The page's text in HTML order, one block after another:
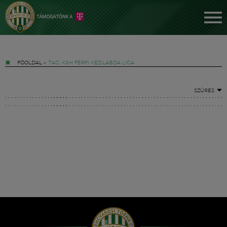
FŐOLDAL » TAG: K&H FÉRFI KÉZILABDA LIGA
SZŰRÉS
Hírek